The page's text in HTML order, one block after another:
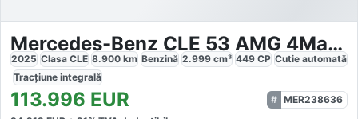
Mercedes-Benz CLE 53 AMG 4Matic Premium Plus
2025 Clasa CLE 8.900 km Benzină 2.999 cm³ 449 CP Cutie automată
Tracțiune integrală
113.996 EUR
MER238636